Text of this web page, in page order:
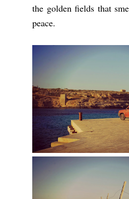
the golden fields that
peace.